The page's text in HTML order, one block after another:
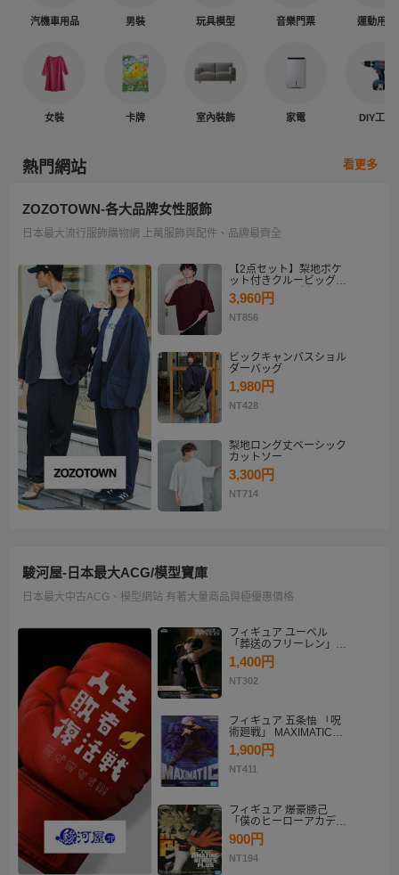
汽機車用品 男裝 玩具模型 音樂門票 運動用品
女裝 卡牌 室內裝飾 家電 DIY工具
熱門網站 看更多
ZOZOTOWN-各大品牌女性服飾
日本最大流行服飾購物網 上萬服飾與配件、品牌最齊全
【2点セット】梨地ポケ
ット付きクルービッグT
シャツ＆ロングタンクト
ップアンサンブルセット
3,960円
NT856
ビックキャンバスショル
ダーバッグ
1,980円
NT428
梨地ロング丈ベーシック
カットソー
3,300円
NT714
駿河屋-日本最大ACG/模型寶庫
日本最大中古ACG、模型網站 有著大量商品與極優惠價格
フィギュア ユーベル
「葬送のフリーレン」
Desktop×Decorate
Collection“ユーベル”
1,400円
NT302
フィギュア 五条悟 「呪
術廻戦」 MAXIMATIC
SATORU GOJO
1,900円
NT411
フィギュア 爆豪勝己
「僕のヒーローアカデミ
ア」 THE AMAZING
HEROES-PLUS-
KATSUKI BAKUGO II
900円
NT194